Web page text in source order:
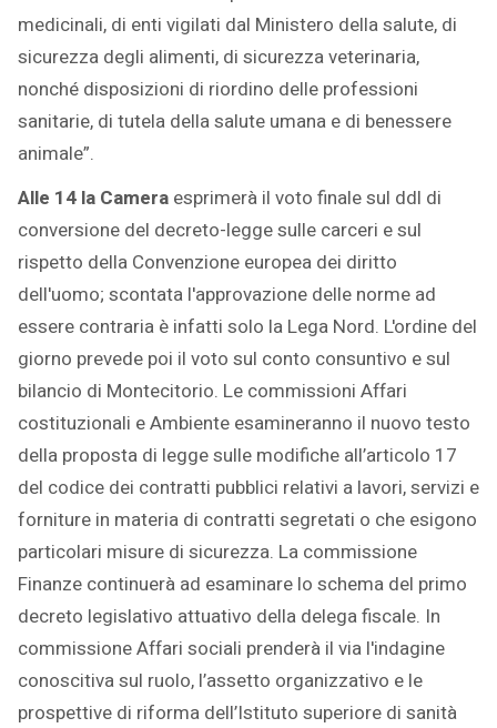
medicinali, di enti vigilati dal Ministero della salute, di
sicurezza degli alimenti, di sicurezza veterinaria,
nonché disposizioni di riordino delle professioni
sanitarie, di tutela della salute umana e di benessere
animale”.
Alle 14 la Camera esprimerà il voto finale sul ddl di
conversione del decreto-legge sulle carceri e sul
rispetto della Convenzione europea dei diritto
dell'uomo; scontata l'approvazione delle norme ad
essere contraria è infatti solo la Lega Nord. L'ordine del
giorno prevede poi il voto sul conto consuntivo e sul
bilancio di Montecitorio. Le commissioni Affari
costituzionali e Ambiente esamineranno il nuovo testo
della proposta di legge sulle modifiche all’articolo 17
del codice dei contratti pubblici relativi a lavori, servizi e
forniture in materia di contratti segretati o che esigono
particolari misure di sicurezza. La commissione
Finanze continuerà ad esaminare lo schema del primo
decreto legislativo attuativo della delega fiscale. In
commissione Affari sociali prenderà il via l'indagine
conoscitiva sul ruolo, l’assetto organizzativo e le
prospettive di riforma dell’Istituto superiore di sanità